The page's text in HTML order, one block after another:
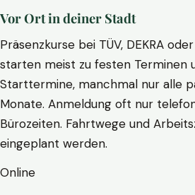
Vor Ort in deiner Stadt
Präsenzkurse bei TÜV, DEKRA
starten meist zu festen Terminen
Starttermine, manchmal nur alle
Monate. Anmeldung oft nur
Bürozeiten. Fahrtwege und
eingeplant werden.
Online